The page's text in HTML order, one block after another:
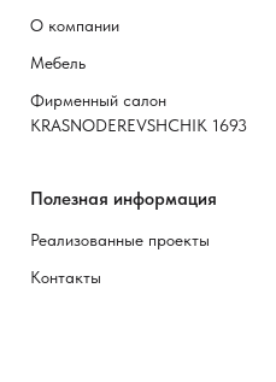
О компании
Мебель
Фирменный салон
KRASNODEREVSHCHIK 1693
Полезная информация
Реализованные проекты
Контакты